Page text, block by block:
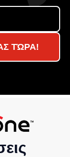
ΤΏΡΑ!